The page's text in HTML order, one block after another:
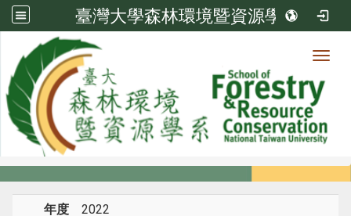
臺灣大學森林環境暨資源學系
系所成員
系所成員
年度 2022